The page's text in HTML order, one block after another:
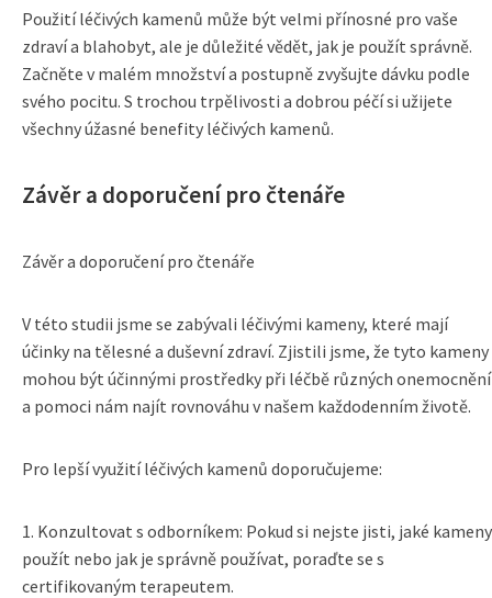
Použití léčivých kamenů může být velmi přínosné pro vaše
zdraví a blahobyt, ale je důležité vědět, jak je použít správně.
Začněte v malém množství a postupně zvyšujte dávku podle
svého pocitu. S trochou trpělivosti a dobrou péčí si užijete
všechny úžasné benefity léčivých kamenů.
Závěr a doporučení pro čtenáře
Závěr a doporučení pro čtenáře
V této studii jsme se zabývali léčivými kameny, které mají
účinky na tělesné a duševní zdraví. Zjistili jsme, že tyto kameny
mohou být účinnými prostředky při léčbě různých onemocnění
a pomoci nám najít rovnováhu v našem každodenním životě.
Pro lepší využití léčivých kamenů doporučujeme:
1. Konzultovat s odborníkem: Pokud si nejste jisti, jaké kameny
použít nebo jak je správně používat, poraďte se s
certifikovaným terapeutem.